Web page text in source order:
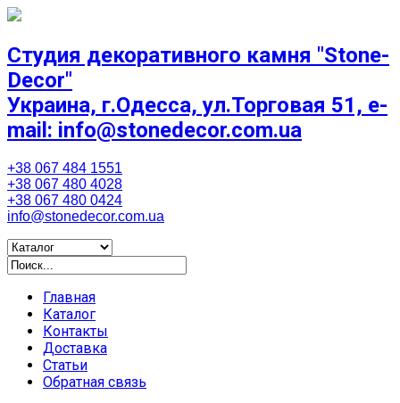
Студия декоративного камня "Stone-
Decor"
Украина, г.Одесса, ул.Торговая 51, e-
mail: info@stonedecor.com.ua
+38 067 484 1551
+38 067 480 4028
+38 067 480 0424
info@stonedecor.com.ua
Главная
Каталог
Контакты
Доставка
Статьи
Обратная связь